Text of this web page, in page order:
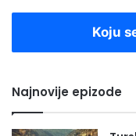
Koju
Najnovije epizode